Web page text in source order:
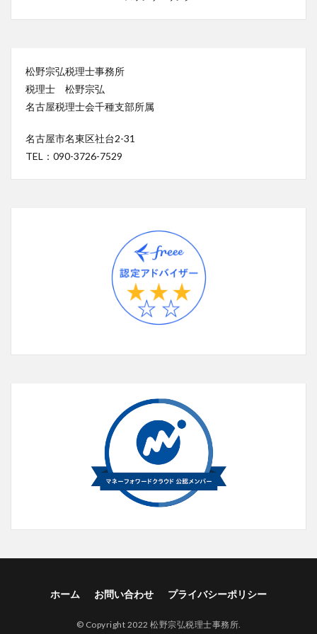
松野宗弘税理士事務所
税理士 松野宗弘
名古屋税理士会千種支部所属
名古屋市名東区社台2-31
TEL：090-3726-7529
ホーム お問い合わせ プライバシーポリシー
© Copyright 2022 松野宗弘税理士事務所